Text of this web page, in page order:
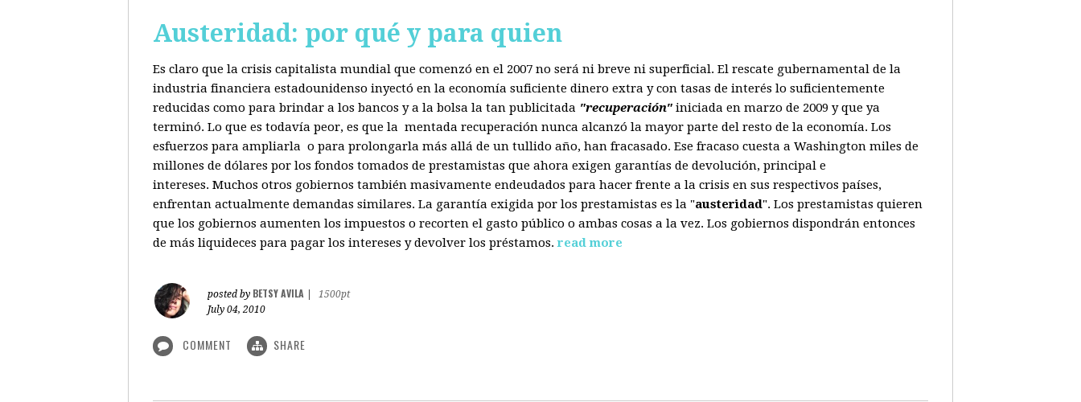
Austeridad: por qué y para quien
Es claro que la crisis capitalista mundial que comenzó en el 2007 no será ni breve ni superficial. El rescate gubernamental de la
industria financiera estadounidenso inyectó en la economía suficiente dinero extra y con tasas de interés lo suficientemente
reducidas como para brindar a los bancos y a la bolsa la tan publicitada "recuperación" iniciada en marzo de 2009 y que ya
terminó. Lo que es todavía peor, es que la mentada recuperación nunca alcanzó la mayor parte del resto de la economía. Los
esfuerzos para ampliarla o para prolongarla más allá de un tullido año, han fracasado. Ese fracaso cuesta a Washington miles de
millones de dólares por los fondos tomados de prestamistas que ahora exigen garantías de devolución, principal e
intereses. Muchos otros gobiernos también masivamente endeudados para hacer frente a la crisis en sus respectivos países,
enfrentan actualmente demandas similares. La garantía exigida por los prestamistas es la "austeridad". Los prestamistas quieren
que los gobiernos aumenten los impuestos o recorten el gasto público o ambas cosas a la vez. Los gobiernos dispondrán entonces
de más liquideces para pagar los intereses y devolver los préstamos. read more
posted by BETSY AVILA
1500pt
July 04, 2010
COMMENT SHARE